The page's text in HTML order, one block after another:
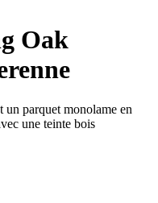
Oak
parquet monolame en
une teinte bois